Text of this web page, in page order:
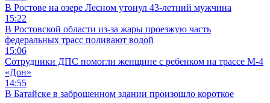
В Ростове на озере Лесном утонул 43-летний мужчина
15:22
В Ростовской области из-за жары проезжую часть
федеральных трасс поливают водой
15:06
Сотрудники ДПС помогли женщине с ребенком на трассе М-4
«Дон»
14:55
В Батайске в заброшенном здании произошло короткое